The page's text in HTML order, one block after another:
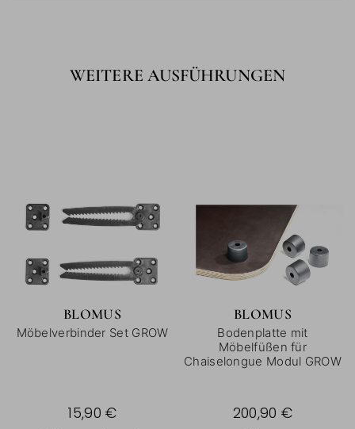
WEITERE AUSFÜHRUNGEN
BLOMUS
Möbelverbinder Set GROW
15,90 €
BLOMUS
Bodenplatte mit
Möbelfüßen für
Chaiselongue Modul GROW
200,90 €